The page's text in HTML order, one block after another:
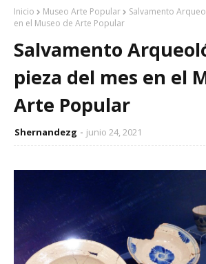
Inicio Museo Arte Popular
Salvamento
en el Museo de Arte Popular
Salvamento
pieza del mes en el
Arte Popular
Shernandezg junio 24, 2021